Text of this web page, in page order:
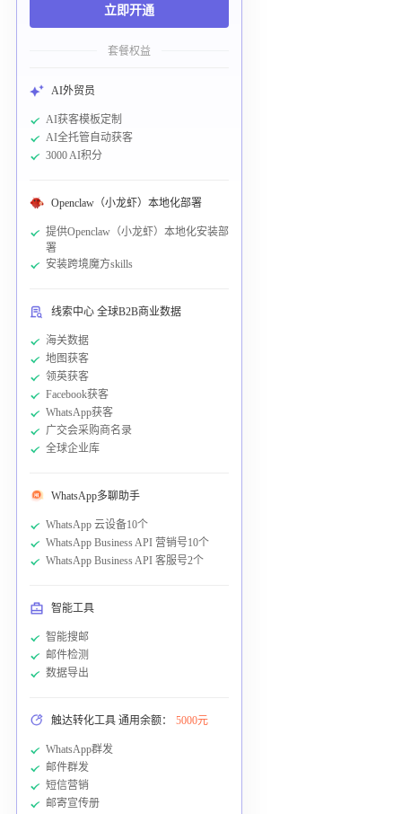
立即开通
套餐权益
AI外贸员
AI获客模板定制
AI全托管自动获客
3000 AI积分
Openclaw（小龙虾）本地化部署
提供Openclaw（小龙虾）本地化安装部
署
安装跨境魔方skills
线索中心 全球B2B商业数据
海关数据
地图获客
领英获客
Facebook获客
WhatsApp获客
广交会采购商名录
全球企业库
WhatsApp多聊助手
WhatsApp 云设备10个
WhatsApp Business API 营销号10个
WhatsApp Business API 客服号2个
智能工具
智能搜邮
邮件检测
数据导出
触达转化工具 通用余额： 5000元
WhatsApp群发
邮件群发
短信营销
邮寄宣传册